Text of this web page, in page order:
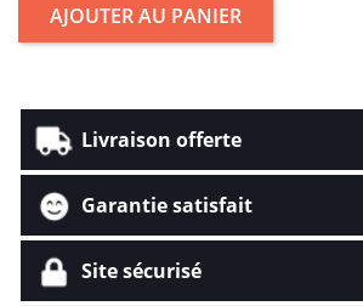
AJOUTER AU PANIER
Livraison offerte
Garantie satisfait
Site sécurisé